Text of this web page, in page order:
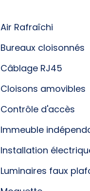
Air Rafraîchi
Bureaux cloisonnés
Câblage RJ45
Cloisons amovibles
Contrôle d'accès
Immeuble
Installation
Luminaires faux